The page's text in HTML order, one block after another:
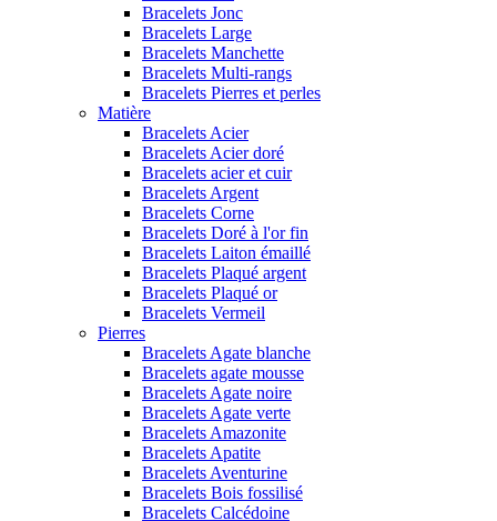
Bracelets Jonc
Bracelets Large
Bracelets Manchette
Bracelets Multi-rangs
Bracelets Pierres et perles
Matière
Bracelets Acier
Bracelets Acier doré
Bracelets acier et cuir
Bracelets Argent
Bracelets Corne
Bracelets Doré à l'or fin
Bracelets Laiton émaillé
Bracelets Plaqué argent
Bracelets Plaqué or
Bracelets Vermeil
Pierres
Bracelets Agate blanche
Bracelets agate mousse
Bracelets Agate noire
Bracelets Agate verte
Bracelets Amazonite
Bracelets Apatite
Bracelets Aventurine
Bracelets Bois fossilisé
Bracelets Calcédoine